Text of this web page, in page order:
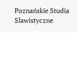
Poznańskie Studia
Slawistyczne